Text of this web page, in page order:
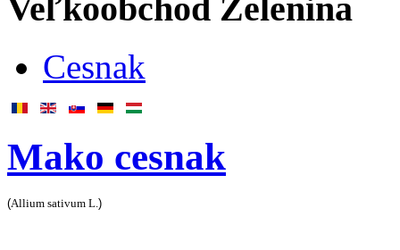
Veľkoobchod Zelenina
Cesnak
Mako cesnak
(Allium sativum L. )